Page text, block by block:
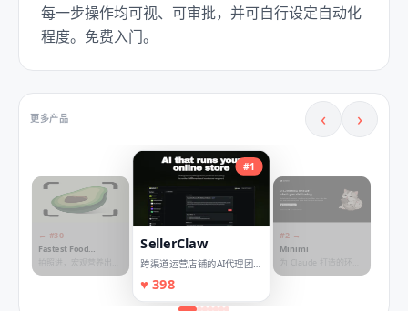
每一步操作均可视、可审批，并可自行设定自动化
程度。免费入门。
更多产品 ‹ ›
← #30
Fastest Food
Nutrition API
一键调用
#1
SellerClaw
跨渠道运营店铺的AI代理团
♥ 398
#2→
Minimi
记忆